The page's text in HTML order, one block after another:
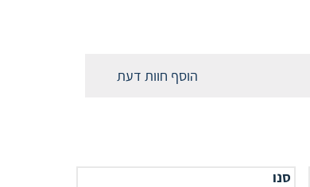
הוסף חוות דעת
סנו